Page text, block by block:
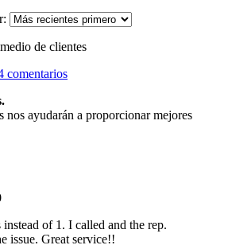
de clientes
comentarios
nos ayudarán a proporcionar mejores
of 1. I called and the rep.
issue. Great service!!